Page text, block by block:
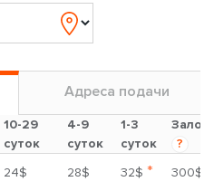
Адреса подачи
10-29
суток
4-9
суток
1-3
суток
Залог
?
24$ 28$ 32$ *
300$